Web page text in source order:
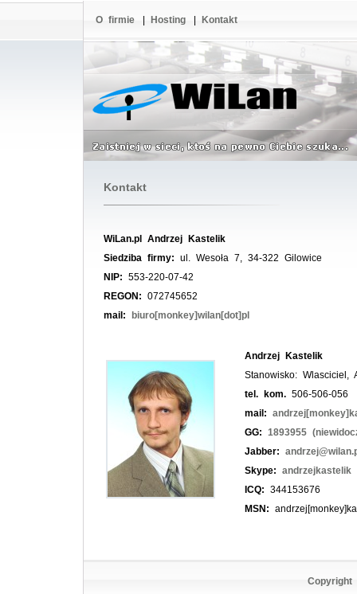
O firmie Hosting Kontakt
Kontakt
WiLan.pl Andrzej Kastelik
Siedziba firmy: ul. Wesoła 7, 34-322 Gilowice
NIP: 553-220-07-42
REGON: 072745652
mail:
biuro[monkey]wilan[dot]pl
Andrzej Kastelik
Stanowisko: Wlasciciel,
tel. kom. 506-506-056
mail:
GG: 1893955
Jabber:
Skype: andrzejkastelik
ICQ: 344153676
MSN:
Copyright